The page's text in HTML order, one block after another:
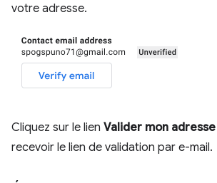
votre adresse.
Cliquez sur le lien Valider mon
recevoir le lien de validation par e-mail.